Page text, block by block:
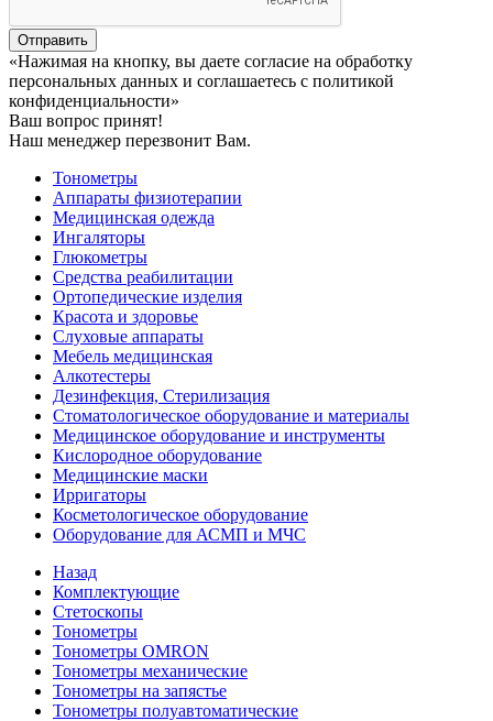
Отправить
«Нажимая на кнопку, вы даете согласие на обработку
персональных данных и соглашаетесь c политикой
конфиденциальности»
Ваш вопрос принят!
Наш менеджер перезвонит Вам.
Тонометры
Аппараты физиотерапии
Медицинская одежда
Ингаляторы
Глюкометры
Средства реабилитации
Ортопедические изделия
Красота и здоровье
Слуховые аппараты
Мебель медицинская
Алкотестеры
Дезинфекция, Стерилизация
Стоматологическое оборудование и материалы
Медицинское оборудование и инструменты
Кислородное оборудование
Медицинские маски
Ирригаторы
Косметологическое оборудование
Оборудование для АСМП и МЧС
Назад
Комплектующие
Стетоскопы
Тонометры
Тонометры OMRON
Тонометры механические
Тонометры на запястье
Тонометры полуавтоматические